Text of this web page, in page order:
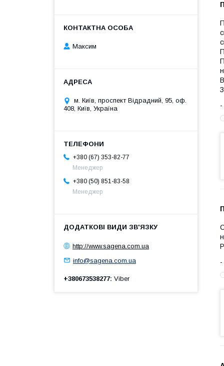
Максим
м. Київ, проспект Відрадний, 95, оф.
408, Київ, Україна
+380 (67) 353-82-77
Менеджер
+380 (50) 851-83-58
Менеджер
http://www.sagena.com.ua
info@sagena.com.ua
+380673538277 Viber